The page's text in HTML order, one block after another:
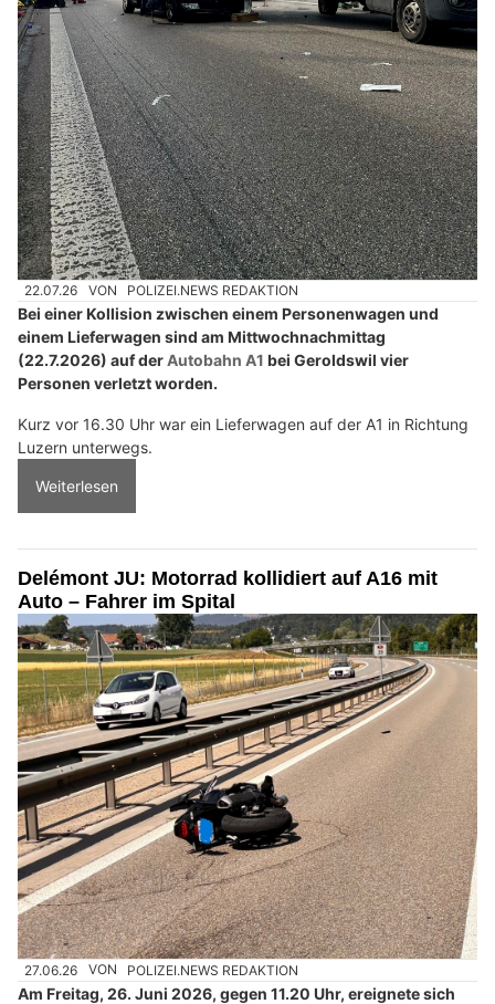
22.07.26 VON POLIZEI.NEWS REDAKTION
Bei einer Kollision zwischen einem Personenwagen und
einem Lieferwagen sind am Mittwochnachmittag
(22.7.2026) auf derAutobahn A1 bei Geroldswil vier
Personen verletzt worden.
Kurz vor 16.30 Uhr war ein Lieferwagen auf der A1 in Richtung
Luzern unterwegs.
Weiterlesen
Delémont JU: Motorrad kollidiert auf A16 mit
Auto – Fahrer im Spital
27.06.26 VON POLIZEI.NEWS REDAKTION
Am Freitag, 26. Juni 2026, gegen 11.20 Uhr, ereignete sich